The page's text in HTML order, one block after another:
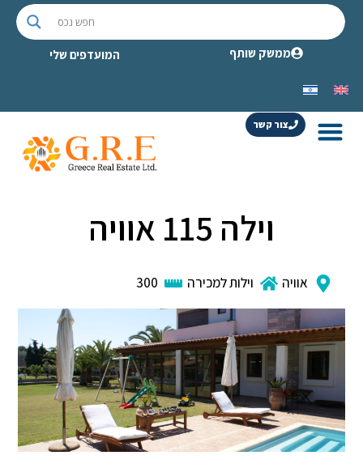
ממשק שותף המועדפים שלי
צור קשר
וילה 115 אוויה
אוויה וילות למכירה 300